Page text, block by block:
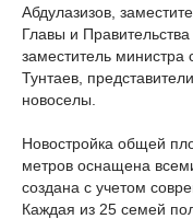
Абдулазизов,
Главы и
заместитель министра
Тунтаев,
новоселы.
Новостройка общей
метров оснащена
создана с учетом
Каждая из 25 семей